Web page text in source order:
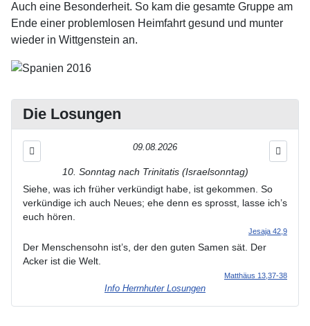
Auch eine Besonderheit. So kam die gesamte Gruppe am
Ende einer problemlosen Heimfahrt gesund und munter
wieder in Wittgenstein an.
Die Losungen
09.08.2026
10. Sonntag nach Trinitatis (Israelsonntag)
Siehe, was ich früher verkündigt habe, ist gekommen. So
verkündige ich auch Neues; ehe denn es sprosst, lasse ich’s
euch hören.
Jesaja 42,9
Der Menschensohn ist’s, der den guten Samen sät. Der
Acker ist die Welt.
Matthäus 13,37-38
Info Herrnhuter Losungen